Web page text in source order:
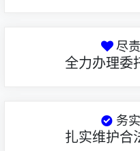
尽责
全力办理委
务实
扎实维护合